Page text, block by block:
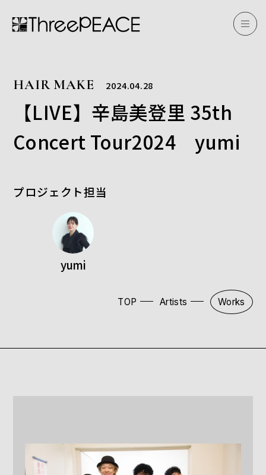
HAIR MAKE 2024.04.28
【LIVE】辛島美登里 35th
Concert Tour2024 yumi
プロジェクト担当
yumi
TOP Artists Works